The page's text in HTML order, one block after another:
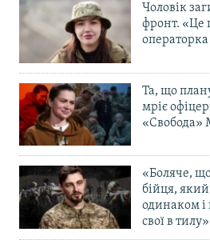
Чоловік
фронт. «Це
операторка
Та, що
мріє
«Свобода»
«Боляче,
бійця,
одинаком і
свої в